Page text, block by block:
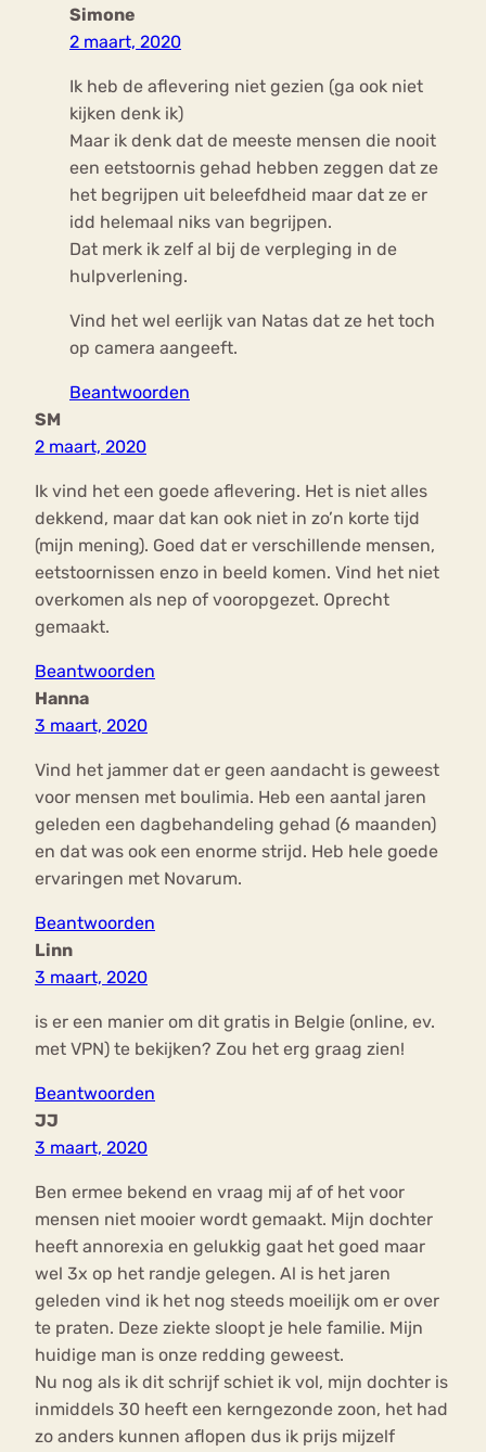
Simone
2 maart, 2020
Ik heb de aflevering niet gezien (ga ook niet
kijken denk ik)
Maar ik denk dat de meeste mensen die nooit
een eetstoornis gehad hebben zeggen dat ze
het begrijpen uit beleefdheid maar dat ze er
idd helemaal niks van begrijpen.
Dat merk ik zelf al bij de verpleging in de
hulpverlening.
Vind het wel eerlijk van Natas dat ze het toch
op camera aangeeft.
Beantwoorden
SM
2 maart, 2020
Ik vind het een goede aflevering. Het is niet alles
dekkend, maar dat kan ook niet in zo’n korte tijd
(mijn mening). Goed dat er verschillende mensen,
eetstoornissen enzo in beeld komen. Vind het niet
overkomen als nep of vooropgezet. Oprecht
gemaakt.
Beantwoorden
Hanna
3 maart, 2020
Vind het jammer dat er geen aandacht is geweest
voor mensen met boulimia. Heb een aantal jaren
geleden een dagbehandeling gehad (6 maanden)
en dat was ook een enorme strijd. Heb hele goede
ervaringen met Novarum.
Beantwoorden
Linn
3 maart, 2020
is er een manier om dit gratis in Belgie (online, ev.
met VPN) te bekijken? Zou het erg graag zien!
Beantwoorden
JJ
3 maart, 2020
Ben ermee bekend en vraag mij af of het voor
mensen niet mooier wordt gemaakt. Mijn dochter
heeft annorexia en gelukkig gaat het goed maar
wel 3x op het randje gelegen. Al is het jaren
geleden vind ik het nog steeds moeilijk om er over
te praten. Deze ziekte sloopt je hele familie. Mijn
huidige man is onze redding geweest.
Nu nog als ik dit schrijf schiet ik vol, mijn dochter is
inmiddels 30 heeft een kerngezonde zoon, het had
zo anders kunnen aflopen dus ik prijs mijzelf